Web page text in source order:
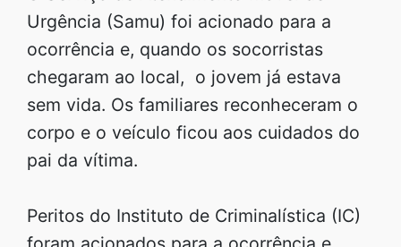
Urgência (Samu) foi acionado para a
ocorrência e, quando os socorristas
chegaram ao local, o jovem já estava
sem vida. Os familiares reconheceram o
corpo e o veículo ficou aos cuidados do
pai da vítima.
Peritos do Instituto de Criminalística (IC)